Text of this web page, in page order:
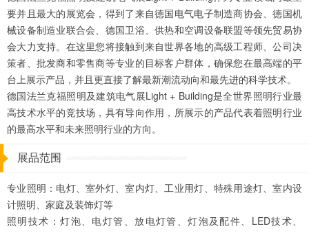
要并且最大的展览会，得到了来自德国电气电子制造商协会、德国机
械设备制造业联合会、德国卫浴、供热和空调设备联盟等领先贸易协
会大力支持。在这里您将接触到来自世界各地的高级工程师、公司决
策者、批发商和零售商等专业的目标客户群体，确保您在最高端的平
台上展示产品，并且更直接了解最新潮流动向和最先进的科学技术。
德国法兰克福照明及建筑电气展Light + Building是全世界照明行业最
高技术水平的竞技场，具有导向作用，所展示的产品代表着照明行业
的最高水平和未来照明行业的方向。
展品范围
专业照明：电灯、室外灯、室内灯、工业用灯、特殊用途灯、室内设
计照明、家庭及装饰灯等
照明技术：灯泡、电灯管、放电灯管、灯泡及配件、LED技术、